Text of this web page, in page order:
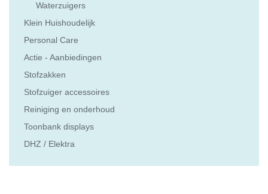
Waterzuigers
Klein Huishoudelijk
Personal Care
Actie - Aanbiedingen
Stofzakken
Stofzuiger accessoires
Reiniging en onderhoud
Toonbank displays
DHZ / Elektra